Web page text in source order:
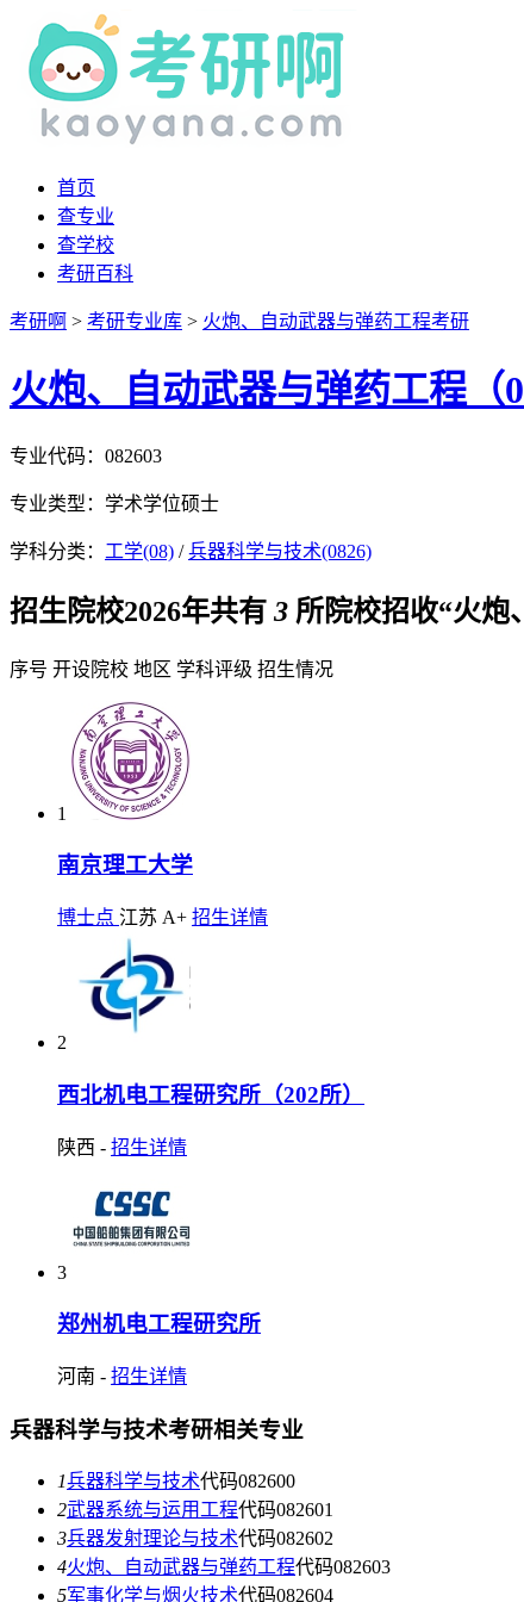
首页
查专业
查学校
考研百科
考研啊 > 考研专业库 > 火炮、自动武器与弹药工程考研
火炮、自动武器与弹药工程（
专业代码：082603
专业类型：学术学位硕士
学科分类： 工学(08) /兵器科学与技术(0826)
招生院校2026年共有 3 所院校招收“火炮
序号 开设院校 地区 学科评级 招生情况
1
南京理工大学
博士点 江苏 A+ 招生详情
2
西北机电工程研究所（202所）
陕西 - 招生详情
3
郑州机电工程研究所
河南 - 招生详情
兵器科学与技术考研相关专业
1兵器科学与技术代码082600
2武器系统与运用工程代码082601
3兵器发射理论与技术代码082602
4火炮、自动武器与弹药工程代码082603
5军事化学与烟火技术代码082604